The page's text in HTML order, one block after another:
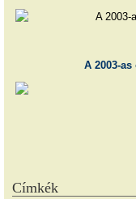
A 2003-
Címkék